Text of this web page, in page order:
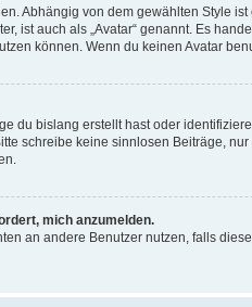
Abhängig von dem gewählten Style
ist auch als „Avatar“ genannt. Es
können. Wenn du keinen Avatar
du bislang erstellt hast oder
schreibe keine sinnlosen Beiträge,
mich anzumelden.
an andere Benutzer nutzen, falls